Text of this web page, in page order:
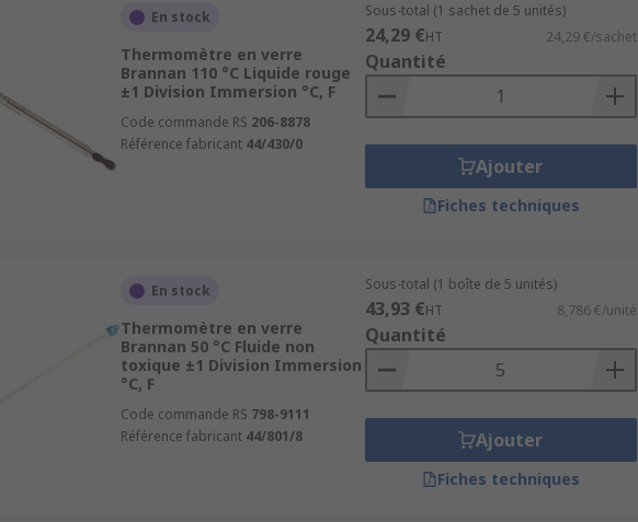
En stock
Thermomètre en verre
Brannan 110 °C Liquide rouge
±1 Division Immersion °C, F
Code commande RS 206-8878
Référence fabricant 44/430/0
Sous-total (1 sachet de 5 unités)
24,29 €HT 24,29 €/sachet
Quantité
Ajouter
Fiches techniques
En stock
Thermomètre en verre
Brannan 50 °C Fluide non
toxique ±1 Division Immersion
°C, F
Code commande RS 798-9111
Référence fabricant 44/801/8
Sous-total (1 boîte de 5 unités)
43,93 €HT 8,786 €/unité
Quantité
Ajouter
Fiches techniques